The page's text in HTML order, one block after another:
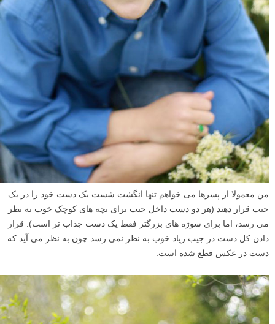
من معمولا از پسرها می خواهم تنها انگشت شست یک دست خود را در یک
جیب قرار دهند (هر دو دست داخل جیب برای بچه های کوچک خوب به نظر
می رسد، اما برای سوژه های بزرگتر فقط یک دست جذاب تر است). قرار
دادن کل دست در جیب زیاد خوب به نظر نمی رسد چون به نظر می آید که
دست در عکس قطع شده است.